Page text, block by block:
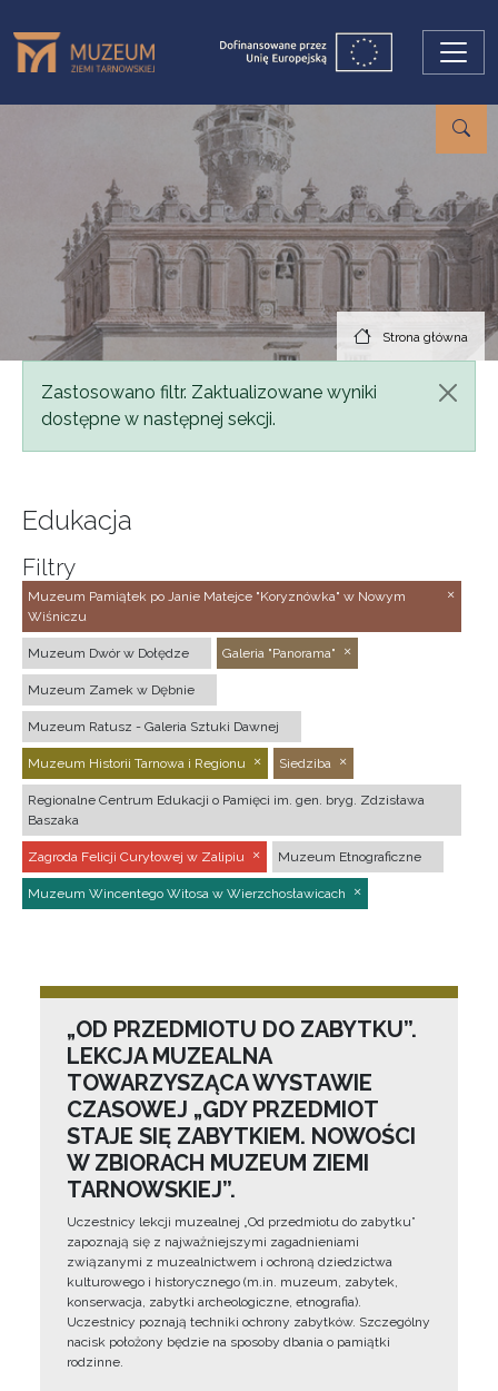
Strona główna
Komunikat
Zastosowano filtr. Zaktualizowane wyniki
dostępne w następnej sekcji.
Edukacja
Filtry
Muzeum Pamiątek po Janie Matejce "Koryznówka" w Nowym
Wiśniczu
Muzeum Dwór w Dołędze Galeria "Panorama"
Muzeum Zamek w Dębnie
Muzeum Ratusz - Galeria Sztuki Dawnej
Muzeum Historii Tarnowa i Regionu Siedziba
Regionalne Centrum Edukacji o Pamięci im. gen. bryg. Zdzisława
Baszaka
Zagroda Felicji Curyłowej w Zalipiu Muzeum Etnograficzne
Muzeum Wincentego Witosa w Wierzchosławicach
„OD PRZEDMIOTU DO ZABYTKU”.
LEKCJA MUZEALNA
TOWARZYSZĄCA WYSTAWIE
CZASOWEJ „GDY PRZEDMIOT
STAJE SIĘ ZABYTKIEM. NOWOŚCI
W ZBIORACH MUZEUM ZIEMI
TARNOWSKIEJ”.
Uczestnicy lekcji muzealnej „Od przedmiotu do zabytku”
zapoznają się z najważniejszymi zagadnieniami
związanymi z muzealnictwem i ochroną dziedzictwa
kulturowego i historycznego (m.in. muzeum, zabytek,
konserwacja, zabytki archeologiczne, etnografia).
Uczestnicy poznają techniki ochrony zabytków. Szczególny
nacisk położony będzie na sposoby dbania o pamiątki
rodzinne.